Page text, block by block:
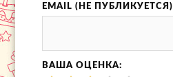
EMAIL (НЕ ПУБЛИКУЕТСЯ)
ВАША ОЦЕНКА: